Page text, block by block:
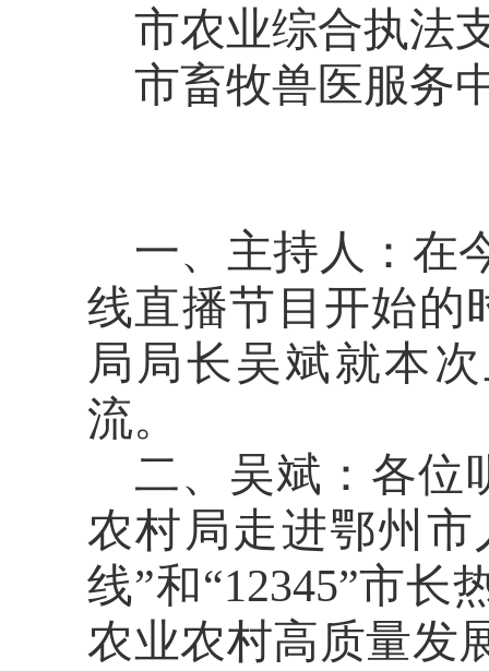
市农业综合执法
市畜牧兽医服务
一、主持 人 ：在
线直播节目开始的
局局长吴斌就本
流。
二、吴斌 ： 各位
农村局走进鄂州
线”和“12345”市
农业农村高质量发